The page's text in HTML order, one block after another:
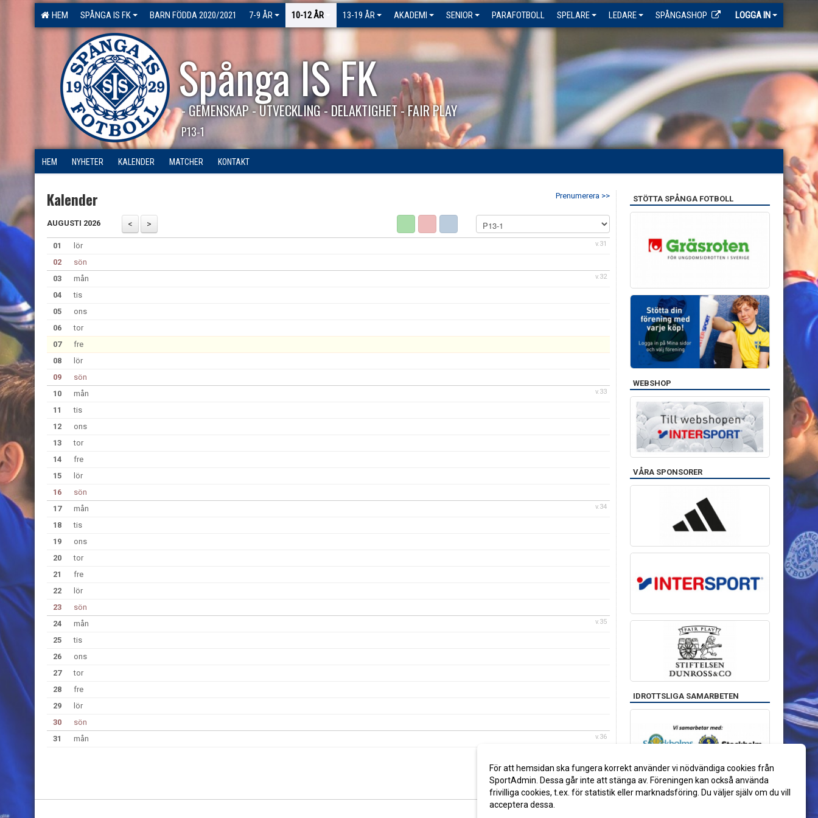
HEM SPÅNGA IS FK BARN FÖDDA 2020/2021 7-9 ÅR 10-12 ÅR 13-19 ÅR AKADEMI SENIOR PARAFOTBOLL SPELARE LEDARE SPÅNGASHOP LOGGA IN
Spånga IS FK
- GEMENSKAP - UTVECKLING - DELAKTIGHET - FAIR PLAY
P13-1
HEM NYHETER KALENDER MATCHER KONTAKT
Prenumerera >>
Kalender
AUGUSTI 2026
v.31
01
lör
02
sön
v.32
03
mån
04
tis
05
ons
06
tor
07
fre
08
lör
09
sön
v.33
10
mån
11
tis
12
ons
13
tor
14
fre
15
lör
16
sön
v.34
17
mån
18
tis
19
ons
20
tor
21
fre
22
lör
23
sön
v.35
24
mån
25
tis
26
ons
27
tor
28
fre
29
lör
30
sön
v.36
31 mån
STÖTTA SPÅNGA FOTBOLL
WEBSHOP
VÅRA SPONSORER
IDROTTSLIGA SAMARBETEN
För att hemsidan ska fungera korrekt använder vi nödvändiga cookies från
SportAdmin. Dessa går inte att stänga av. Föreningen kan också använda
frivilliga cookies, t.ex. för statistik eller marknadsföring. Du väljer själv om du vill
acceptera dessa.